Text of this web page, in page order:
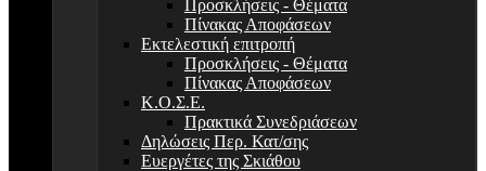
Προσκλήσεις - Θέματα
Πίνακας Αποφάσεων
Εκτελεστική επιτροπή
Προσκλήσεις - Θέματα
Πίνακας Αποφάσεων
Κ.Ο.Σ.Ε.
Πρακτικά Συνεδριάσεων
Δηλώσεις Περ. Κατ/σης
Ευεργέτες της Σκιάθου